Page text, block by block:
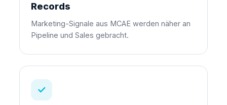
Records
Marketing-Signale aus MCAE werden näher an
Pipeline und Sales gebracht.
✓